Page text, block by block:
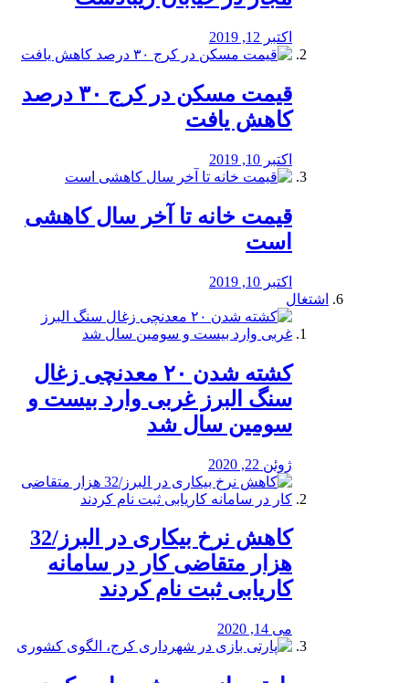
اکتبر 12, 2019
️قیمت مسکن در کرج ۳۰ درصد
کاهش یافت
اکتبر 10, 2019
قیمت خانه تا آخر سال کاهشی
است
اکتبر 10, 2019
اشتغال
کشته شدن ۲۰ معدنچی زغال
سنگ البرز غربی وارد بیست و
سومین سال شد
ژوئن 22, 2020
کاهش نرخ بیکاری در البرز/32
هزار متقاضی کار در سامانه
کاریابی ثبت نام کردند
می 14, 2020